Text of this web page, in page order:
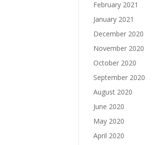
February 2021
January 2021
December 2020
November 2020
October 2020
September 2020
August 2020
June 2020
May 2020
April 2020